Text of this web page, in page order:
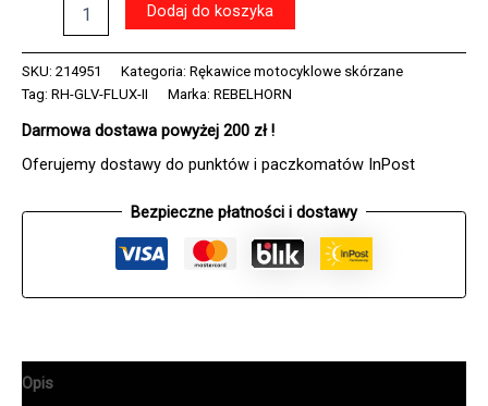
REBELHORN
FLUX
LADY
BLACK/FLO
YELLOW
Dodaj do koszyka
SKU: 214951 Kategoria: Rękawice motocyklowe skórzane
Tag: RH-GLV-FLUX-II Marka: REBELHORN
Darmowa dostawa powyżej 200 zł !
Oferujemy dostawy do punktów i paczkomatów InPost
Bezpieczne płatności i dostawy
Opis